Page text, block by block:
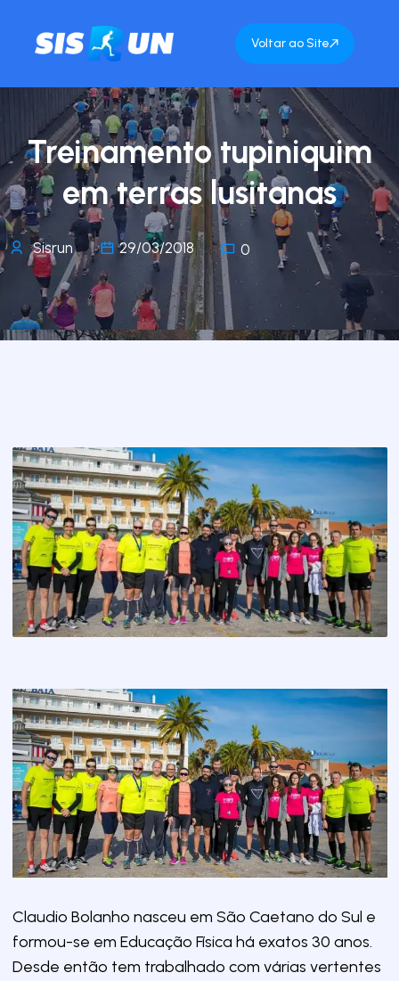
Voltar ao Site
Treinamento tupiniquim
em terras lusitanas
Sisrun 29/03/2018 0
Claudio Bolanho nasceu em São Caetano do Sul e
formou-se em Educação Física há exatos 30 anos.
Desde então tem trabalhado com várias vertentes